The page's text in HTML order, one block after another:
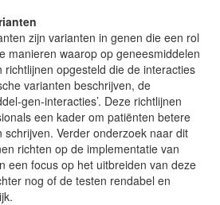
zijn varianten in genen die een rol
manieren waarop op geneesmiddelen
opgesteld die de interacties
varianten beschrijven, de
gen-interacties’. Deze richtlijnen
een kader om patiënten betere
schrijven. Verder onderzoek naar dit
richten op de implementatie van
een focus op het uitbreiden van deze
nog of de testen rendabel en